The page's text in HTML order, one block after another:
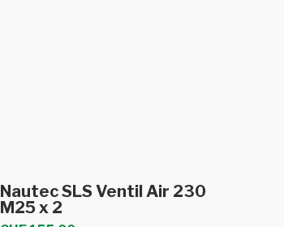
In den Warenkorb
Nautec SLS Ventil Air 230
M25 x 2